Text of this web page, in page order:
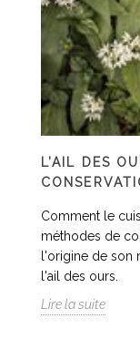
L’AIL DES
Comment le
méthodes de
l'origine de son
l'ail des ours.
Lire la suite